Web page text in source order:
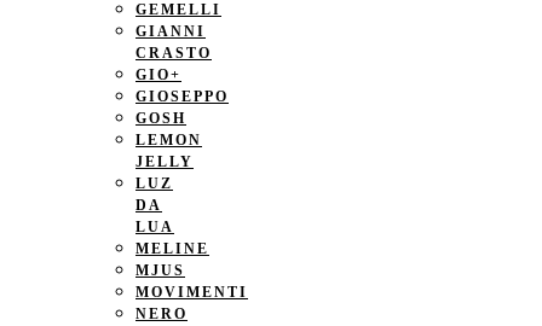
GEMELLI
GIANNI
CRASTO
GIO+
GIOSEPPO
GOSH
LEMON
JELLY
LUZ
DA
LUA
MELINE
MJUS
MOVIMENTI
NERO